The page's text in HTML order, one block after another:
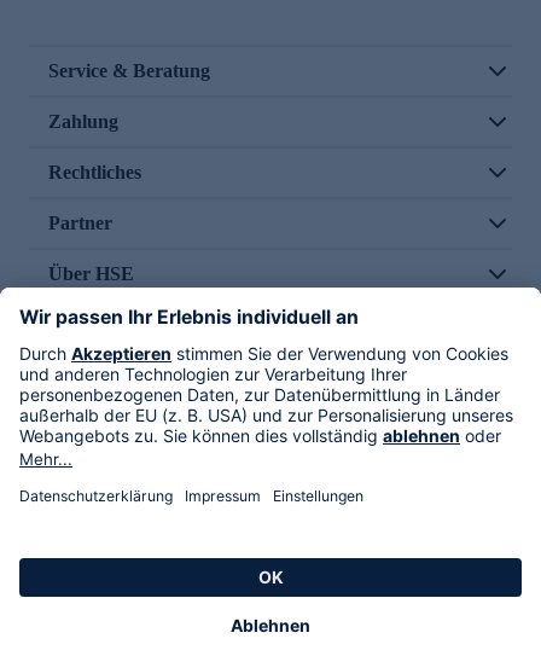
Service & Beratung
Zahlung
Rechtliches
Partner
Über HSE
Im TV
HSE International